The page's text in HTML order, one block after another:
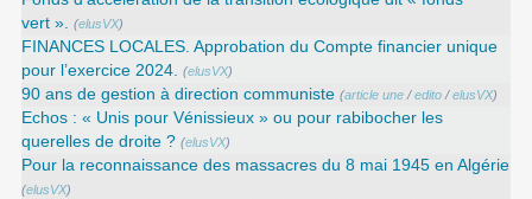
vert ». (elusVX)
FINANCES LOCALES. Approbation du Compte financier unique
pour l’exercice 2024. (elusVX)
90 ans de gestion à direction communiste (article une /edito /elusVX)
Echos : « Unis pour Vénissieux » ou pour rabibocher les
querelles de droite ? (elusVX)
Pour la reconnaissance des massacres du 8 mai 1945 en Algérie
(elusVX)